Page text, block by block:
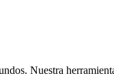
Nuestra